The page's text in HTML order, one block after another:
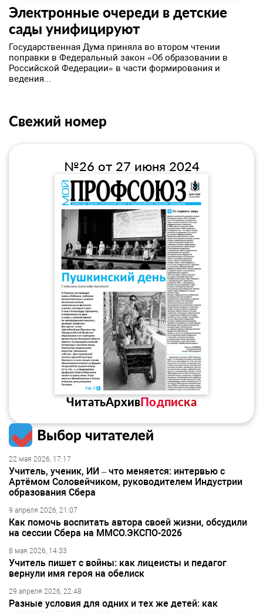
​Электронные очереди в детские
сады унифицируют
Государственная Дума приняла во втором чтении
поправки в Федеральный закон «Об образовании в
Российской Федерации» в части формирования и
ведения...
Свежий номер
№26 от 27 июня 2024
ЧитатьАрхивПодписка
Выбор читателей
22 мая 2026, 17:17
Учитель, ученик, ИИ – что меняется: интервью с
Артёмом Соловейчиком, руководителем Индустрии
образования Сбера
9 апреля 2026, 21:07
Как помочь воспитать автора своей жизни, обсудили
на сессии Сбера на ММСО.ЭКСПО-2026
8 мая 2026, 14:33
Учитель пишет с войны: как лицеисты и педагог
вернули имя героя на обелиск
29 апреля 2026, 22:48
Разные условия для одних и тех же детей: как